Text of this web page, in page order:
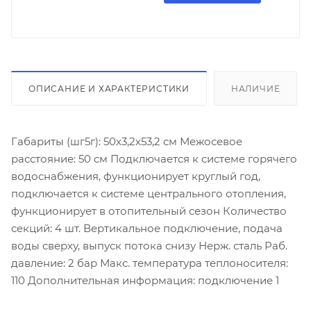
ОПИСАНИЕ И ХАРАКТЕРИСТИКИ НАЛИЧИЕ
Габариты (шг5г): 50x3,2x53,2 см Межосевое
расстояние: 50 см Подключается к системе горячего
водоснабжения, функционирует круглый год,
подключается к системе центрального отопления,
функционирует в отопительный сезон Количество
секций: 4 шт. Вертикальное подключение, подача
воды сверху, выпуск потока снизу Нерж. сталь Раб.
давление: 2 бар Макс. температура теплоносителя:
110 Дополнительная информация: подключение 1